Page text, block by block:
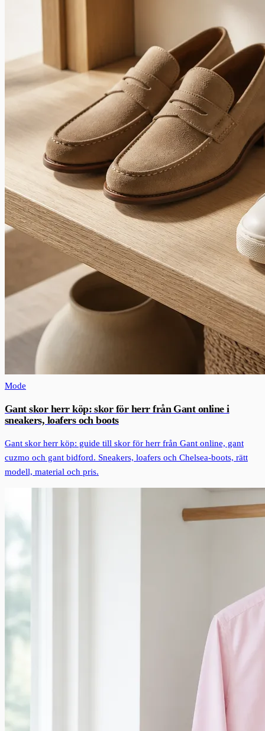
Mode
Gant skor herr köp: skor för herr från Gant online i
sneakers, loafers och boots
Gant skor herr köp: guide till skor för herr från Gant online, gant
cuzmo och gant bidford. Sneakers, loafers och Chelsea-boots, rätt
modell, material och pris.